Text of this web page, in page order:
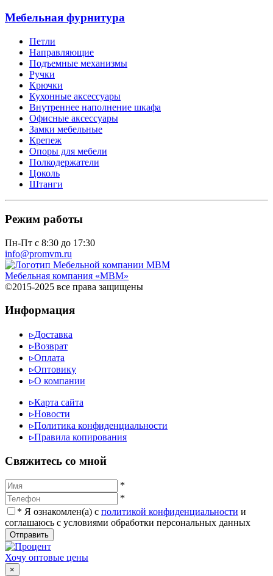
Мебельная фурнитура
Петли
Направляющие
Подъемные механизмы
Ручки
Крючки
Кухонные аксессуары
Внутреннее наполнение шкафа
Офисные аксессуары
Замки мебельные
Крепеж
Опоры для мебели
Полкодержатели
Цоколь
Штанги
Режим работы
Пн-Пт с 8:30 до 17:30
info@promvm.ru
Мебельная компания «МВМ»
©2015-2025 все права защищены
Информация
▹Доставка
▹Возврат
▹Оплата
▹Оптовику
▹О компании
▹Карта сайта
▹Новости
▹Политика конфиденциальности
▹Правила копирования
Cвяжитесь со мной
*
*
* Я ознакомлен(а) с политикой конфиденциальности и
соглашаюсь с условиями обработки персональных данных
Отправить
Хочу оптовые цены
×